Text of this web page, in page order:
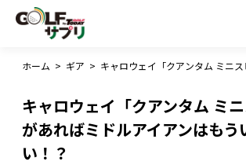
ホーム > ギア >
キャロウェイ「クアンタム ミニ
があればミドルアイアンはもう
い！？